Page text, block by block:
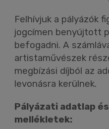
Felhívjuk a pályázók
jogcímen benyújtott
befogadni. A
artistaművészek
megbízási díjból az
levonásra kerülnek.
Pályázati adatlap
mellékletek: